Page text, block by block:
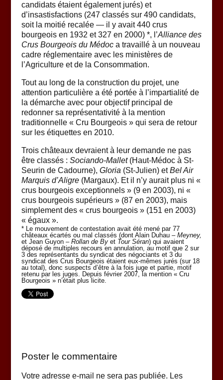
candidats étaient également jurés) et
d’insastisfactions (247 classés sur 490 candidats,
soit la moitié recalée — il y avait 440 crus
bourgeois en 1932 et 327 en 2000) *, l’Alliance des
Crus Bourgeois du Médoca travaillé à un nouveau
cadre réglementaire avec les ministères de
l’Agriculture et de la Consommation.
Tout au long de la construction du projet, une
attention particulière a été portée à l’impartialité de
la démarche avec pour objectif principal de
redonner sa représentativité à la mention
traditionnelle « Cru Bourgeois » qui sera de retour
sur les étiquettes en 2010.
Trois châteaux devraient à leur demande ne pas
être classés : Sociando-Mallet(Haut-Médoc à St-
Seurin de Cadourne), Gloria (St-Julien) etBel Air
Marquis d’Aligre(Margaux). Et il n’y aurait plus ni «
crus bourgeois exceptionnels » (9 en 2003), ni «
crus bourgeois supérieurs » (87 en 2003), mais
simplement des « crus bourgeois » (151 en 2003)
« égaux ».
* Le mouvement de contestation avait été mené par 77
châteaux écartés ou mal classés (dont Alain Duhau – Meyney,
et Jean Guyon – Rollan de By et Tour Séran) qui avaient
déposé de multiples recours en annulation, au motif que 2 sur
3 des représentants du syndicat des négociants et 3 du
syndicat des Crus Bourgeois étaient eux-mêmes jurés (sur 18
au total), donc suspects d’être à la fois juge et partie, motif
retenu par les juges. Depuis février 2007, la mention « Cru
Bourgeois » n’était plus licite.
Poster le commentaire
Votre adresse e-mail ne sera pas publiée. Les